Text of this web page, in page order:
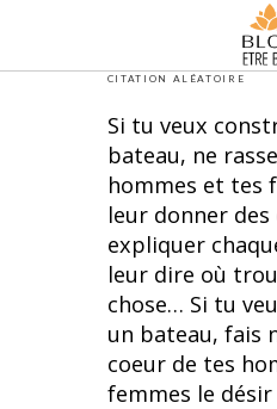
CITATION ALÉATOIRE
Si tu veux
bateau, ne
hommes et tes
leur donner
expliquer
leur dire où
chose… Si tu
un bateau, fais
coeur de tes
femmes le